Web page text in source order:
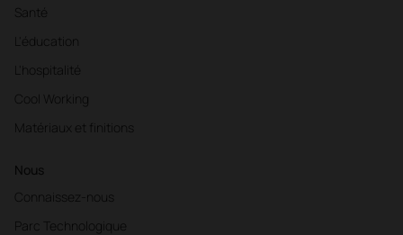
Santé
L'éducation
L'hospitalité
Cool Working
Matériaux et finitions
Nous
Connaissez-nous
Parc Technologique